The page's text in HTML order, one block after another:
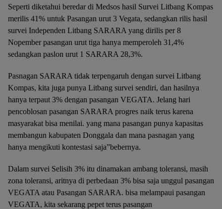
Seperti diketahui beredar di Medsos hasil Survei Litbang Kompas
merilis 41% untuk Pasangan urut 3 Vegata, sedangkan rilis hasil
survei Independen Litbang SARARA yang dirilis per 8
Nopember pasangan urut tiga hanya memperoleh 31,4%
sedangkan paslon urut 1 SARARA 28,3%.
Pasnagan SARARA tidak terpengaruh dengan survei Litbang
Kompas, kita juga punya Litbang survei sendiri, dan hasilnya
hanya terpaut 3% dengan pasangan VEGATA. Jelang hari
pencoblosan pasangan SARARA progres naik terus karena
masyarakat bisa menilai. yang mana pasangan punya kapasitas
membangun kabupaten Donggala dan mana pasnagan yang
hanya mengikuti kontestasi saja”bebernya.
Dalam survei Selisih 3% itu dinamakan ambang toleransi, masih
zona toleransi, aritnya di perbedaan 3% bisa saja unggul pasangan
VEGATA atau Pasangan SARARA. bisa melampaui pasangan
VEGATA, kita sekarang pepet terus pasangan